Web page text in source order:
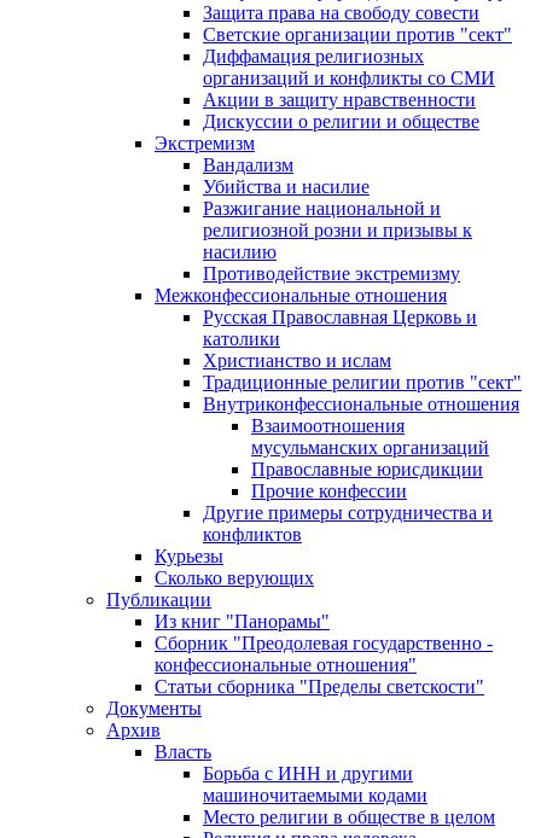
Защита права на свободу совести
Светские организации против "сект"
Диффамация религиозных
организаций и конфликты со СМИ
Акции в защиту нравственности
Дискуссии о религии и обществе
Экстремизм
Вандализм
Убийства и насилие
Разжигание национальной и
религиозной розни и призывы к
насилию
Противодействие экстремизму
Межконфессиональные отношения
Русская Православная Церковь и
католики
Христианство и ислам
Традиционные религии против "сект"
Внутриконфессиональные отношения
Взаимоотношения
мусульманских организаций
Православные юрисдикции
Прочие конфессии
Другие примеры сотрудничества и
конфликтов
Курьезы
Сколько верующих
Публикации
Из книг "Панорамы"
Сборник "Преодолевая государственно -
конфессиональные отношения"
Статьи сборника "Пределы светскости"
Документы
Архив
Власть
Борьба с ИНН и другими
машиночитаемыми кодами
Место религии в обществе в целом